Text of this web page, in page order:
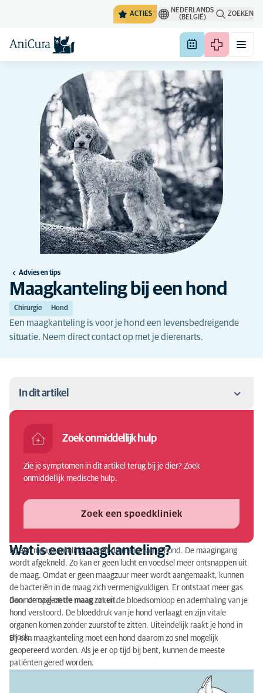
ACTIES
NEDERLANDS
(BELGIË)
ZOEKEN
Advies en tips
Maagkanteling bij een hond
Chirurgie Hond
Een maagkanteling is voor je hond een levensbedreigende
situatie. Neem direct contact op met je dierenarts.
In dit artikel
Oorzaken van een maagkanteling bij een hond
behandelen?
Wanneer moet je naar een dierenarts?
Diagnose van een maagkanteling
De behandeling van een maagkanteling bij een hond
Zoek onmiddellijk hulp
Zie je symptomen in dit artikel terug bij je dier? Zoek
onmiddellijk medische hulp.
Zoek een spoedkliniek
Wat is een maagkanteling?
Bij een maagkanteling kantelt de maag van je hond. De maagingang
wordt afgekneld. Zo kan er geen lucht en voedsel meer ontsnappen uit
de maag. Omdat er geen maagzuur meer wordt aangemaakt, kunnen
de bacteriën in de maag zich vermenigvuldigen. Er ontstaat meer gas
dan normaal en de maag zet uit.
Door de opgezette maag raken de bloedsomloop en ademhaling van je
hond verstoord. De bloeddruk van je hond verlaagt en zijn vitale
organen komen zonder zuurstof te zitten. Uiteindelijk raakt je hond in
shock.
Bij een maagkanteling moet een hond daarom zo snel mogelijk
geopereerd worden. Als je er op tijd bij bent, kunnen de meeste
patiënten gered worden.